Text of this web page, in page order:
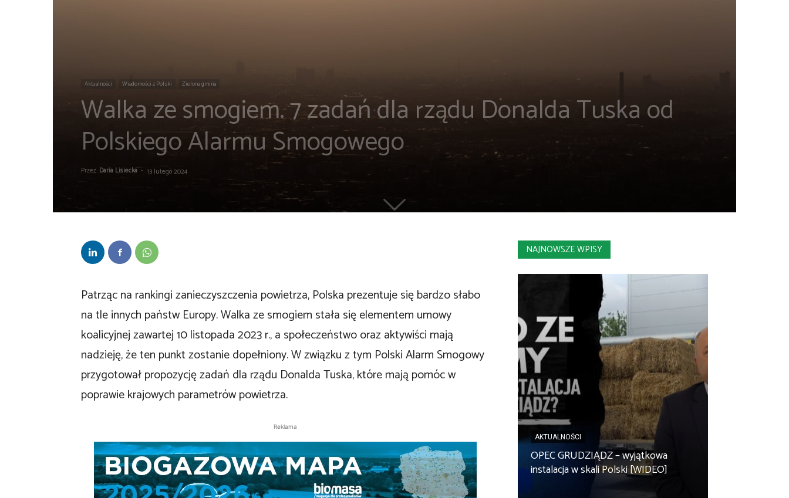
Aktualności Wiadomości z Polski Zielona gmina
Walka ze smogiem. 7 zadań dla rządu Donalda Tuska od
Polskiego Alarmu Smogowego
Przez Daria Lisiecka - 13 lutego 2024
Patrząc na rankingi zanieczyszczenia powietrza, Polska prezentuje się bardzo słabo
na tle innych państw Europy. Walka ze smogiem stała się elementem umowy
koalicyjnej zawartej 10 listopada 2023 r., a społeczeństwo oraz aktywiści mają
nadzieję, że ten punkt zostanie dopełniony. W związku z tym Polski Alarm Smogowy
przygotował propozycję zadań dla rządu Donalda Tuska, które mają pomóc w
poprawie krajowych parametrów powietrza.
Reklama
NAJNOWSZE WPISY
AKTUALNOŚCI
OPEC GRUDZIĄDZ – wyjątkowa
instalacja w skali Polski [WIDEO]